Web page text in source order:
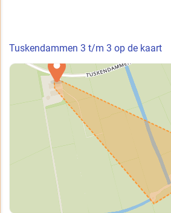
Tuskendammen 3 t/m 3 op de kaart